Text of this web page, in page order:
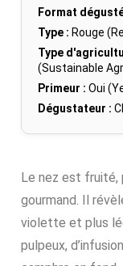
Format
Type : Rouge
Type
(Sustainable
Primeur : Oui
Dégustateur :
Le nez est
gourmand. Il
violette et plus
pulpeux,